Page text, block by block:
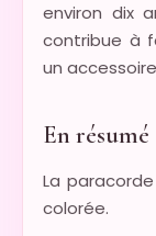
environ dix
contribue à
un
En résumé
La
colorée.